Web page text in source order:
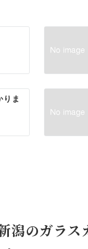
りま
潟のガラス